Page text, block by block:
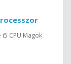
CPU Magok